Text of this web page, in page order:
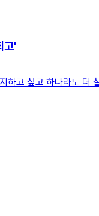
고'
하고 싶고 하나라도